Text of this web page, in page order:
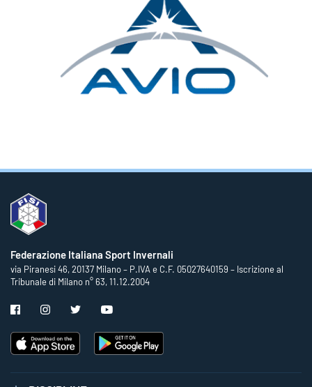
Federazione Italiana Sport Invernali
via Piranesi 46, 20137 Milano – P.IVA e C.F. 05027640159 – Iscrizione al
Tribunale di Milano n° 63, 11.12.2004